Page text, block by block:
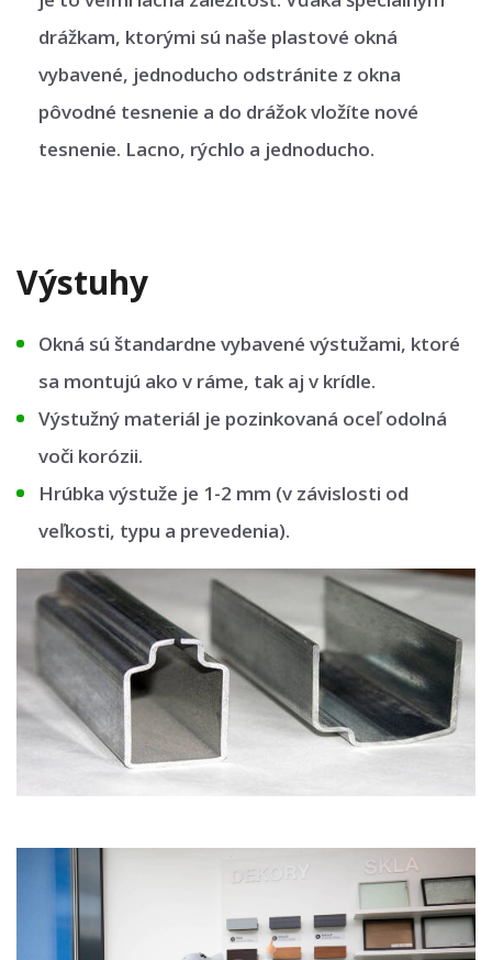
drážkam, ktorými sú naše plastové okná
vybavené, jednoducho odstránite z okna
pôvodné tesnenie a do drážok vložíte nové
tesnenie. Lacno, rýchlo a jednoducho.
Výstuhy
Okná sú štandardne vybavené výstužami, ktoré
sa montujú ako v ráme, tak aj v krídle.
Výstužný materiál je pozinkovaná oceľ odolná
voči korózii.
Hrúbka výstuže je 1-2 mm (v závislosti od
veľkosti, typu a prevedenia).